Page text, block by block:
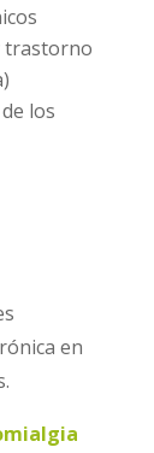
trastorno
los
en